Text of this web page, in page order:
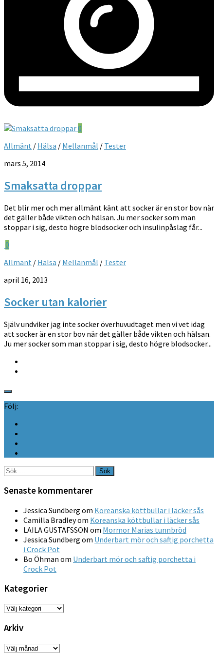
0
Allmänt / Hälsa / Mellanmål / Tester
mars 5, 2014
Smaksatta droppar
Det blir mer och mer allmänt känt att socker är en stor bov när
det gäller både vikten och hälsan. Ju mer socker som man
stoppar i sig, desto högre blodsocker och insulinpåslag får...
0
Allmänt / Hälsa / Mellanmål / Tester
april 16, 2013
Socker utan kalorier
Själv undviker jag inte socker överhuvudtaget men vi vet idag
att socker är en stor bov när det gäller både vikten och hälsan.
Ju mer socker som man stoppar i sig, desto högre blodsocker...
Följ:
Sök
efter:
Senaste kommentarer
Jessica Sundberg om Koreanska köttbullar i läcker sås
Camilla Bradleyom Koreanska köttbullar i läcker sås
LAILA GUSTAFSSON om Mormor Marias tunnbröd
Jessica Sundberg om Underbart mör och saftig porchetta
i Crock Pot
Bo Öhman om Underbart mör och saftig porchetta i
Crock Pot
Kategorier
Kategorier
Arkiv
Arkiv